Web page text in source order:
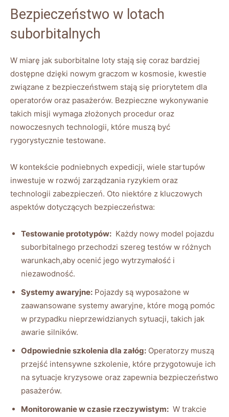
Bezpieczeństwo w lotach
suborbitalnych
W miarę jak⁤ suborbitalne‍ loty‌ stają się coraz bardziej
dostępne dzięki nowym ⁣graczom‍ w kosmosie,‍ kwestie
związane z bezpieczeństwem ​stają się priorytetem ⁤dla
operatorów oraz pasażerów. ‌Bezpieczne‌ wykonywanie​
takich ​misji wymaga złożonych ⁢procedur oraz
nowoczesnych ‌technologii, które ⁢muszą być‍
rygorystycznie testowane.
W kontekście podniebnych expedicji,‌ wiele startupów
inwestuje w ‍rozwój zarządzania ryzykiem oraz
technologii zabezpieczeń. ​Oto niektóre z kluczowych
aspektów‍ dotyczących bezpieczeństwa:
Testowanie prototypów: ⁢ Każdy nowy ‌model‍ pojazdu‍
suborbitalnego przechodzi szereg testów w różnych
warunkach,aby⁣ ocenić jego wytrzymałość i
‍niezawodność.
Systemy awaryjne: Pojazdy ​są wyposażone ⁣w
zaawansowane systemy awaryjne, które mogą pomóc
w​ przypadku ​nieprzewidzianych⁢ sytuacji, takich ⁣jak‍
awarie silników.
Odpowiednie szkolenia ⁤dla załóg: Operatorzy muszą
przejść intensywne szkolenie, które przygotowuje ich
na sytuacje kryzysowe​ oraz zapewnia ⁤bezpieczeństwo
pasażerów.
Monitorowanie w czasie rzeczywistym: ‍ W trakcie